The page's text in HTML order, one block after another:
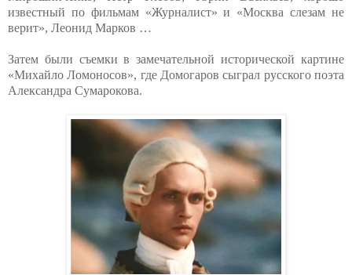
известный по фильмам «Журналист» и «Москва слезам не
верит», Леонид Марков …
Затем были съемки в замечательной исторической картине
«Михайло Ломоносов», где Домогаров сыграл русского поэта
Александра Сумарокова.